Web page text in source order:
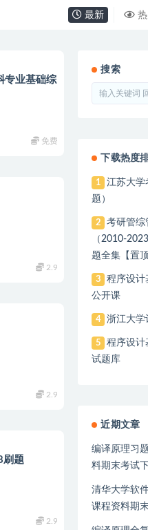
最新 热
专业基础综
免费
2.9
2.9
刷题
2.9
搜索
下载热度
1
江苏大学
题）
2
考研管综
（2010-
题全集【置顶
3
程序设计
公开课
4 浙江大学
5
程序设计
试题库
近期文章
编译原理习
料期末考试
清华大学软
课程资料期